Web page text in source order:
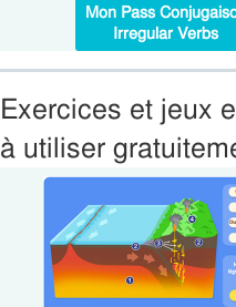
Mon Pass
Irregular Verbs
Exercices et jeux
à utiliser